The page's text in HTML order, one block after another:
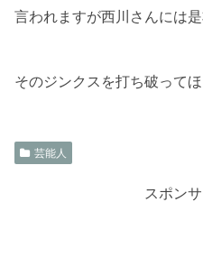
言われますが西川さんには
そのジンクスを打ち破ってほ
芸能人
スポン